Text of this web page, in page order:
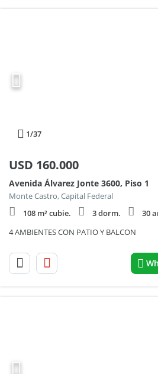
1/37
USD 160.000
Avenida Álvarez Jonte 3600, Piso 1
Monte Castro, Capital Federal
108 m² cubie.
3 dorm.
30
4 AMBIENTES CON PATIO Y BALCON